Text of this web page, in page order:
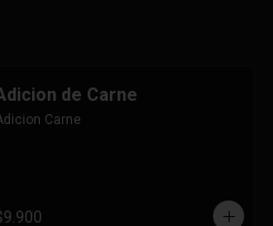
de Carne
Carne